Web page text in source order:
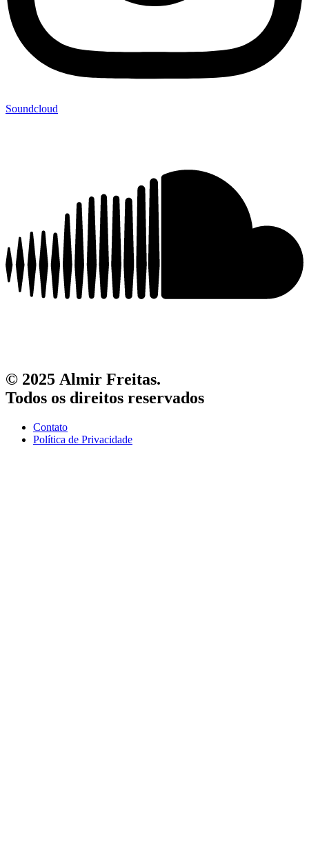
Soundcloud
© 2025 Almir Freitas.
Todos os direitos reservados
Contato
Política de Privacidade